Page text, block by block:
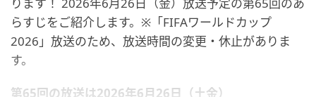
ります！ 2026年6月26日（金）放送予定の第65回のあ
らすじをご紹介します。※「FIFAワールドカップ
2026」放送のため、放送時間の変更・休止がありま
す。
第65回の放送は2026年6月26日（土金）